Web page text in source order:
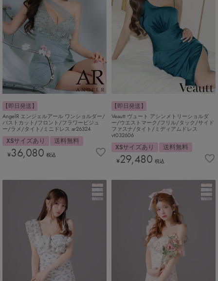
【即日発送】
AngelR エンジェルアール ワンショルダー/
バストカット/フロント/フラワービジュ
ー/ラメ/タイト/ミニドレス ar26324
XSサイズあり 送料無料
¥36,080 税込
【即日発送】
Veautt ヴュート アシンメトリーショルダ
ー/ウエストマーク/フリル/タック/サイド
ファスナ/タイト/ミディアムドレス
vt032606
XSサイズあり 送料無料
¥29,480 税込